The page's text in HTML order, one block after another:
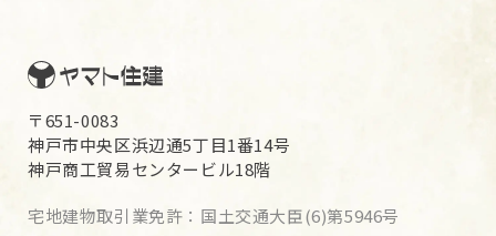
〒651-0083
神戸市中央区浜辺通5丁目1番14号
神戸商工貿易センタービル18階
宅地建物取引業免許：国土交通大臣(6)第5946号